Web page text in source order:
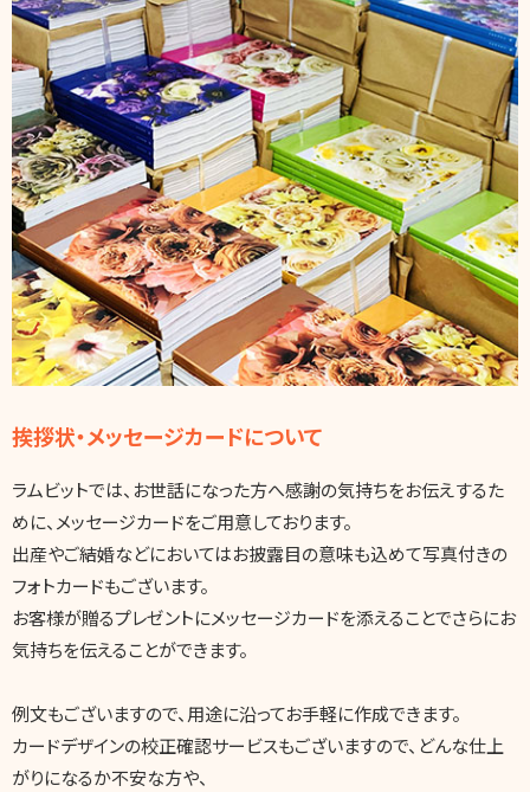
挨拶状・メッセージカードについて
ラムビットでは、お世話になった方へ感謝の気持ちをお伝えするた
めに、メッセージカードをご用意しております。
出産やご結婚などにおいてはお披露目の意味も込めて写真付きの
フォトカードもございます。
お客様が贈るプレゼントにメッセージカードを添えることでさらにお
気持ちを伝えることができます。
例文もございますので、用途に沿ってお手軽に作成できます。
カードデザインの校正確認サービスもございますので、どんな仕上
がりになるか不安な方や、